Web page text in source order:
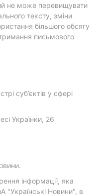
не може перевищувати
тексту, зміни
більшого обсягу
письмового
суб’єктів у сфері
Українки, 26
інформації, яка
"Українські Новини", в